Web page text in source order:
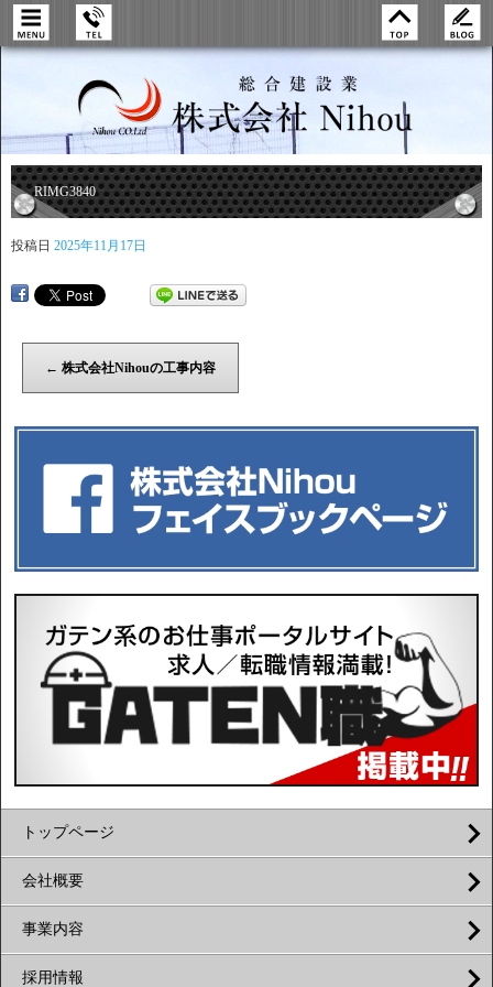
RIMG3840
投稿日 2025年11月17日
← 株式会社Nihouの工事内容
トップページ
会社概要
事業内容
採用情報